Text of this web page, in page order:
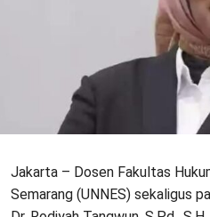
Jakarta – Dosen Fakultas
Semarang (UNNES) sekaligus